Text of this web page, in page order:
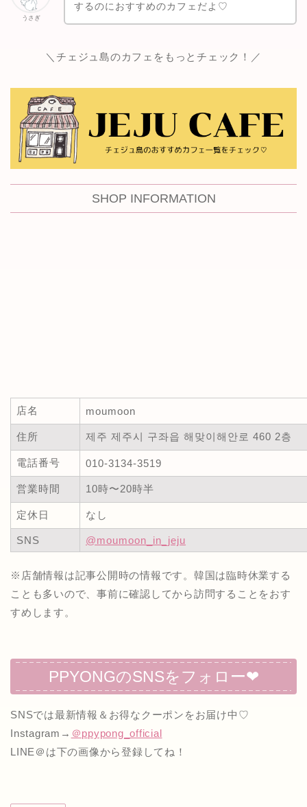
うさぎ
するのにおすすめのカフェだよ♡
＼チェジュ島のカフェをもっとチェック！／
SHOP INFORMATION
店名 moumoon
住所 제주 제주시 구좌읍 해맞이해안로 460 2층
電話番号 010-3134-3519
営業時間 10時〜20時半
定休日 なし
SNS @moumoon_in_jeju
※店舗情報は記事公開時の情報です。韓国は臨時休業する
ことも多いので、事前に確認してから訪問することをおす
すめします。
PPYONGのSNSをフォロー❤
SNSでは最新情報＆お得なクーポンをお届け中♡
Instagram→ ＠ppypong_official
LINE＠は下の画像から登録してね！